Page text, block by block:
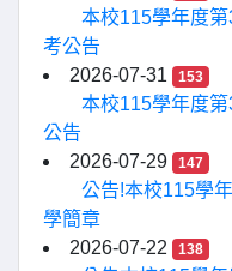
本校115學年度
考公告
2026-07-31
153
本校115學年度
公告
2026-07-29
147
公告!本校115學
學簡章
2026-07-22
138